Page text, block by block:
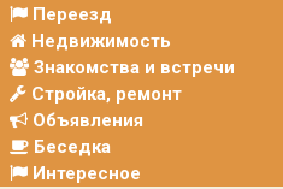
Переезд
Недвижимость
Знакомства и встречи
Стройка, ремонт
Объявления
Беседка
Интересное